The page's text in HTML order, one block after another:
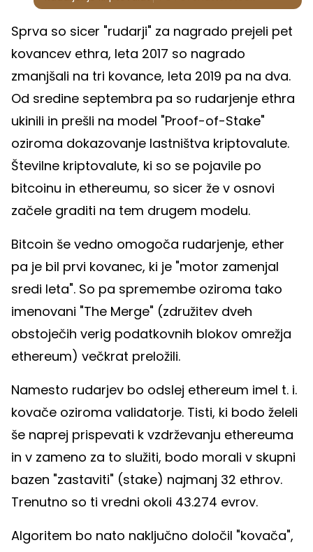
Sprva so sicer "rudarji" za nagrado prejeli pet
kovancev ethra, leta 2017 so nagrado
zmanjšali na tri kovance, leta 2019 pa na dva.
Od sredine septembra pa so rudarjenje ethra
ukinili in prešli na model "Proof-of-Stake"
oziroma dokazovanje lastništva kriptovalute.
Številne kriptovalute, ki so se pojavile po
bitcoinu in ethereumu, so sicer že v osnovi
začele graditi na tem drugem modelu.
Bitcoin še vedno omogoča rudarjenje, ether
pa je bil prvi kovanec, ki je "motor zamenjal
sredi leta". So pa spremembe oziroma tako
imenovani "The Merge" (združitev dveh
obstoječih verig podatkovnih blokov omrežja
ethereum) večkrat preložili.
Namesto rudarjev bo odslej ethereum imel t. i.
kovače oziroma validatorje. Tisti, ki bodo želeli
še naprej prispevati k vzdrževanju ethereuma
in v zameno za to služiti, bodo morali v skupni
bazen "zastaviti" (stake) najmanj 32 ethrov.
Trenutno so ti vredni okoli 43.274 evrov.
Algoritem bo nato naključno določil "kovača",